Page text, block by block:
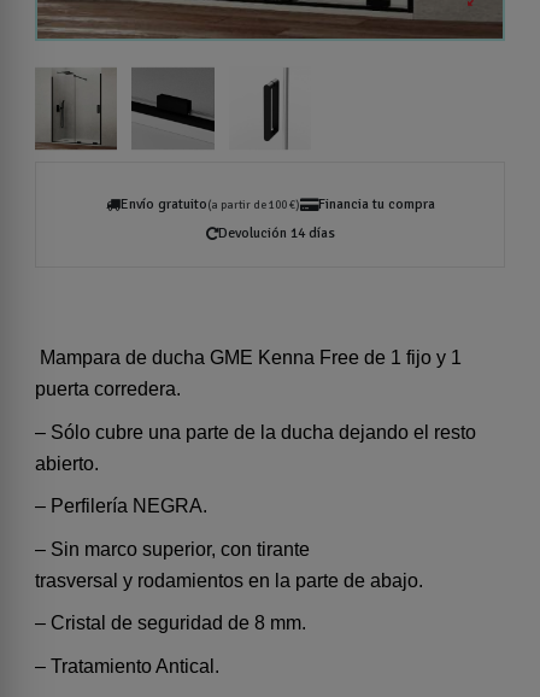
Envío gratuito(a partir de 100 €)
Financia tu compra
Devolución 14 días
Mampara de ducha GME Kenna Free de 1 fijo y 1
puerta corredera.
– Sólo cubre una parte de la ducha dejando el resto
abierto.
– Perfilería NEGRA.
– Sin marco superior, con tirante
trasversal y rodamientos en la parte de abajo.
– Cristal de seguridad de 8 mm.
– Tratamiento Antical.